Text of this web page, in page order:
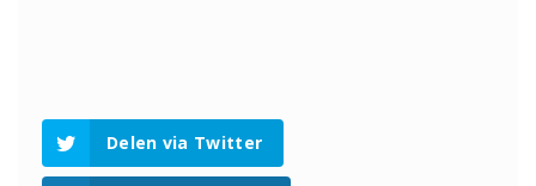
Delen via Twitter